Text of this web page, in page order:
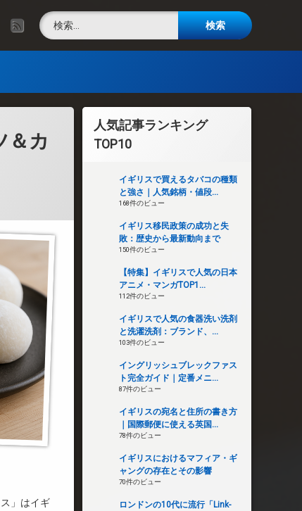
RSS検索:
＆カ
」はイギ
人気記事ランキング
TOP10
イギリスで買えるタバコの種類
と強さ｜人気銘柄・値段...
168件のビュー
イギリス移民政策の成功と失
敗：歴史から最新動向まで
150件のビュー
【特集】イギリスで人気の日本
アニメ・マンガTOP1...
112件のビュー
イギリスで人気の食器洗い洗剤
と洗濯洗剤：ブランド、...
103件のビュー
イングリッシュブレックファス
ト完全ガイド｜定番メニ...
87件のビュー
イギリスの宛名と住所の書き方
｜国際郵便に使える英国...
78件のビュー
イギリスにおけるマフィア・ギ
ャングの存在とその影響
70件のビュー
ロンドンの10代に流行「Link-